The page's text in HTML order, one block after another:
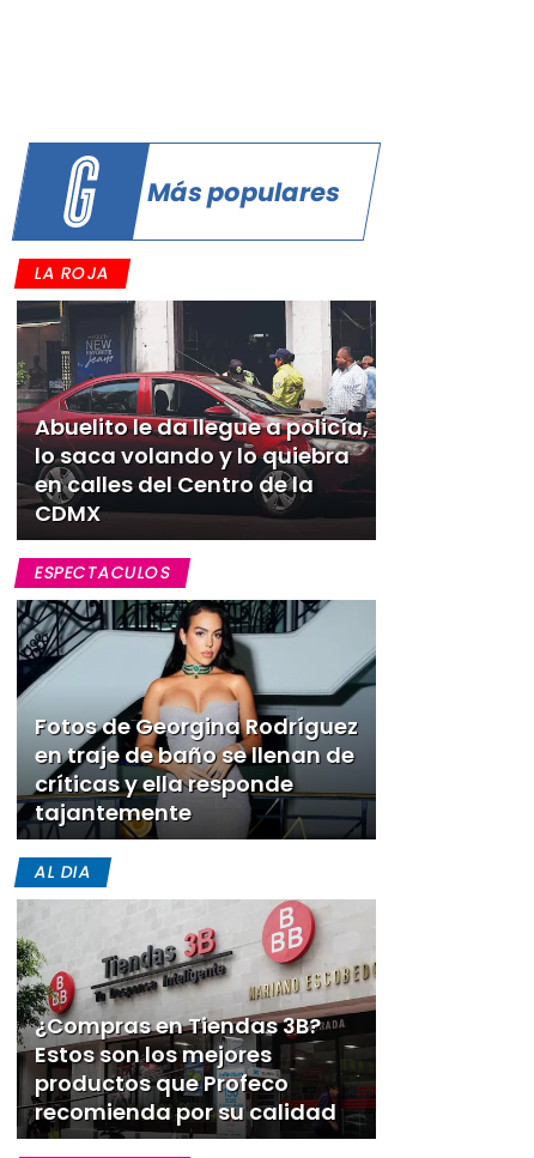
Más populares
LA ROJA
Abuelito le da llegue a policía,
lo saca volando y lo quiebra
en calles del Centro de la
CDMX
ESPECTACULOS
Fotos de Georgina Rodríguez
en traje de baño se llenan de
críticas y ella responde
tajantemente
AL DIA
¿Compras en Tiendas 3B?
Estos son los mejores
productos que Profeco
recomienda por su calidad